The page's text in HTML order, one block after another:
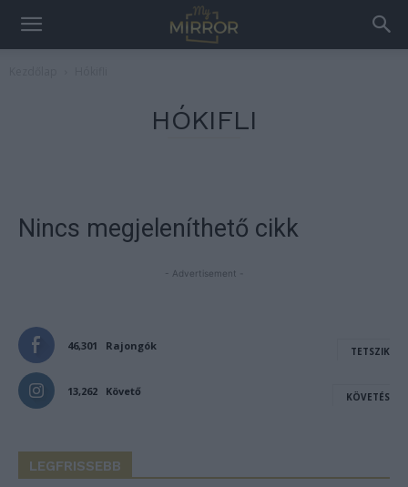
HÓKIFLI
Nincs megjeleníthető cikk
- Advertisement -
46,301 Rajongók TETSZIK
13,262 Követő KÖVETÉS
LEGFRISSEBB